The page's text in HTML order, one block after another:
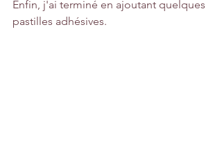
Enfin, j'ai terminé en ajoutant quelques
pastilles adhésives.